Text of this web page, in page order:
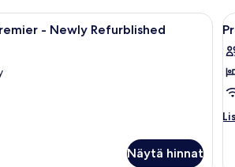
ikkuna. Moderni hotellihuone, jossa on
- Newly Refurblished
Näytä hinnat
1